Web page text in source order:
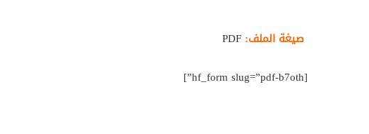
صيغة الملف:
[hf_form slug=”pdf-b7oth”]